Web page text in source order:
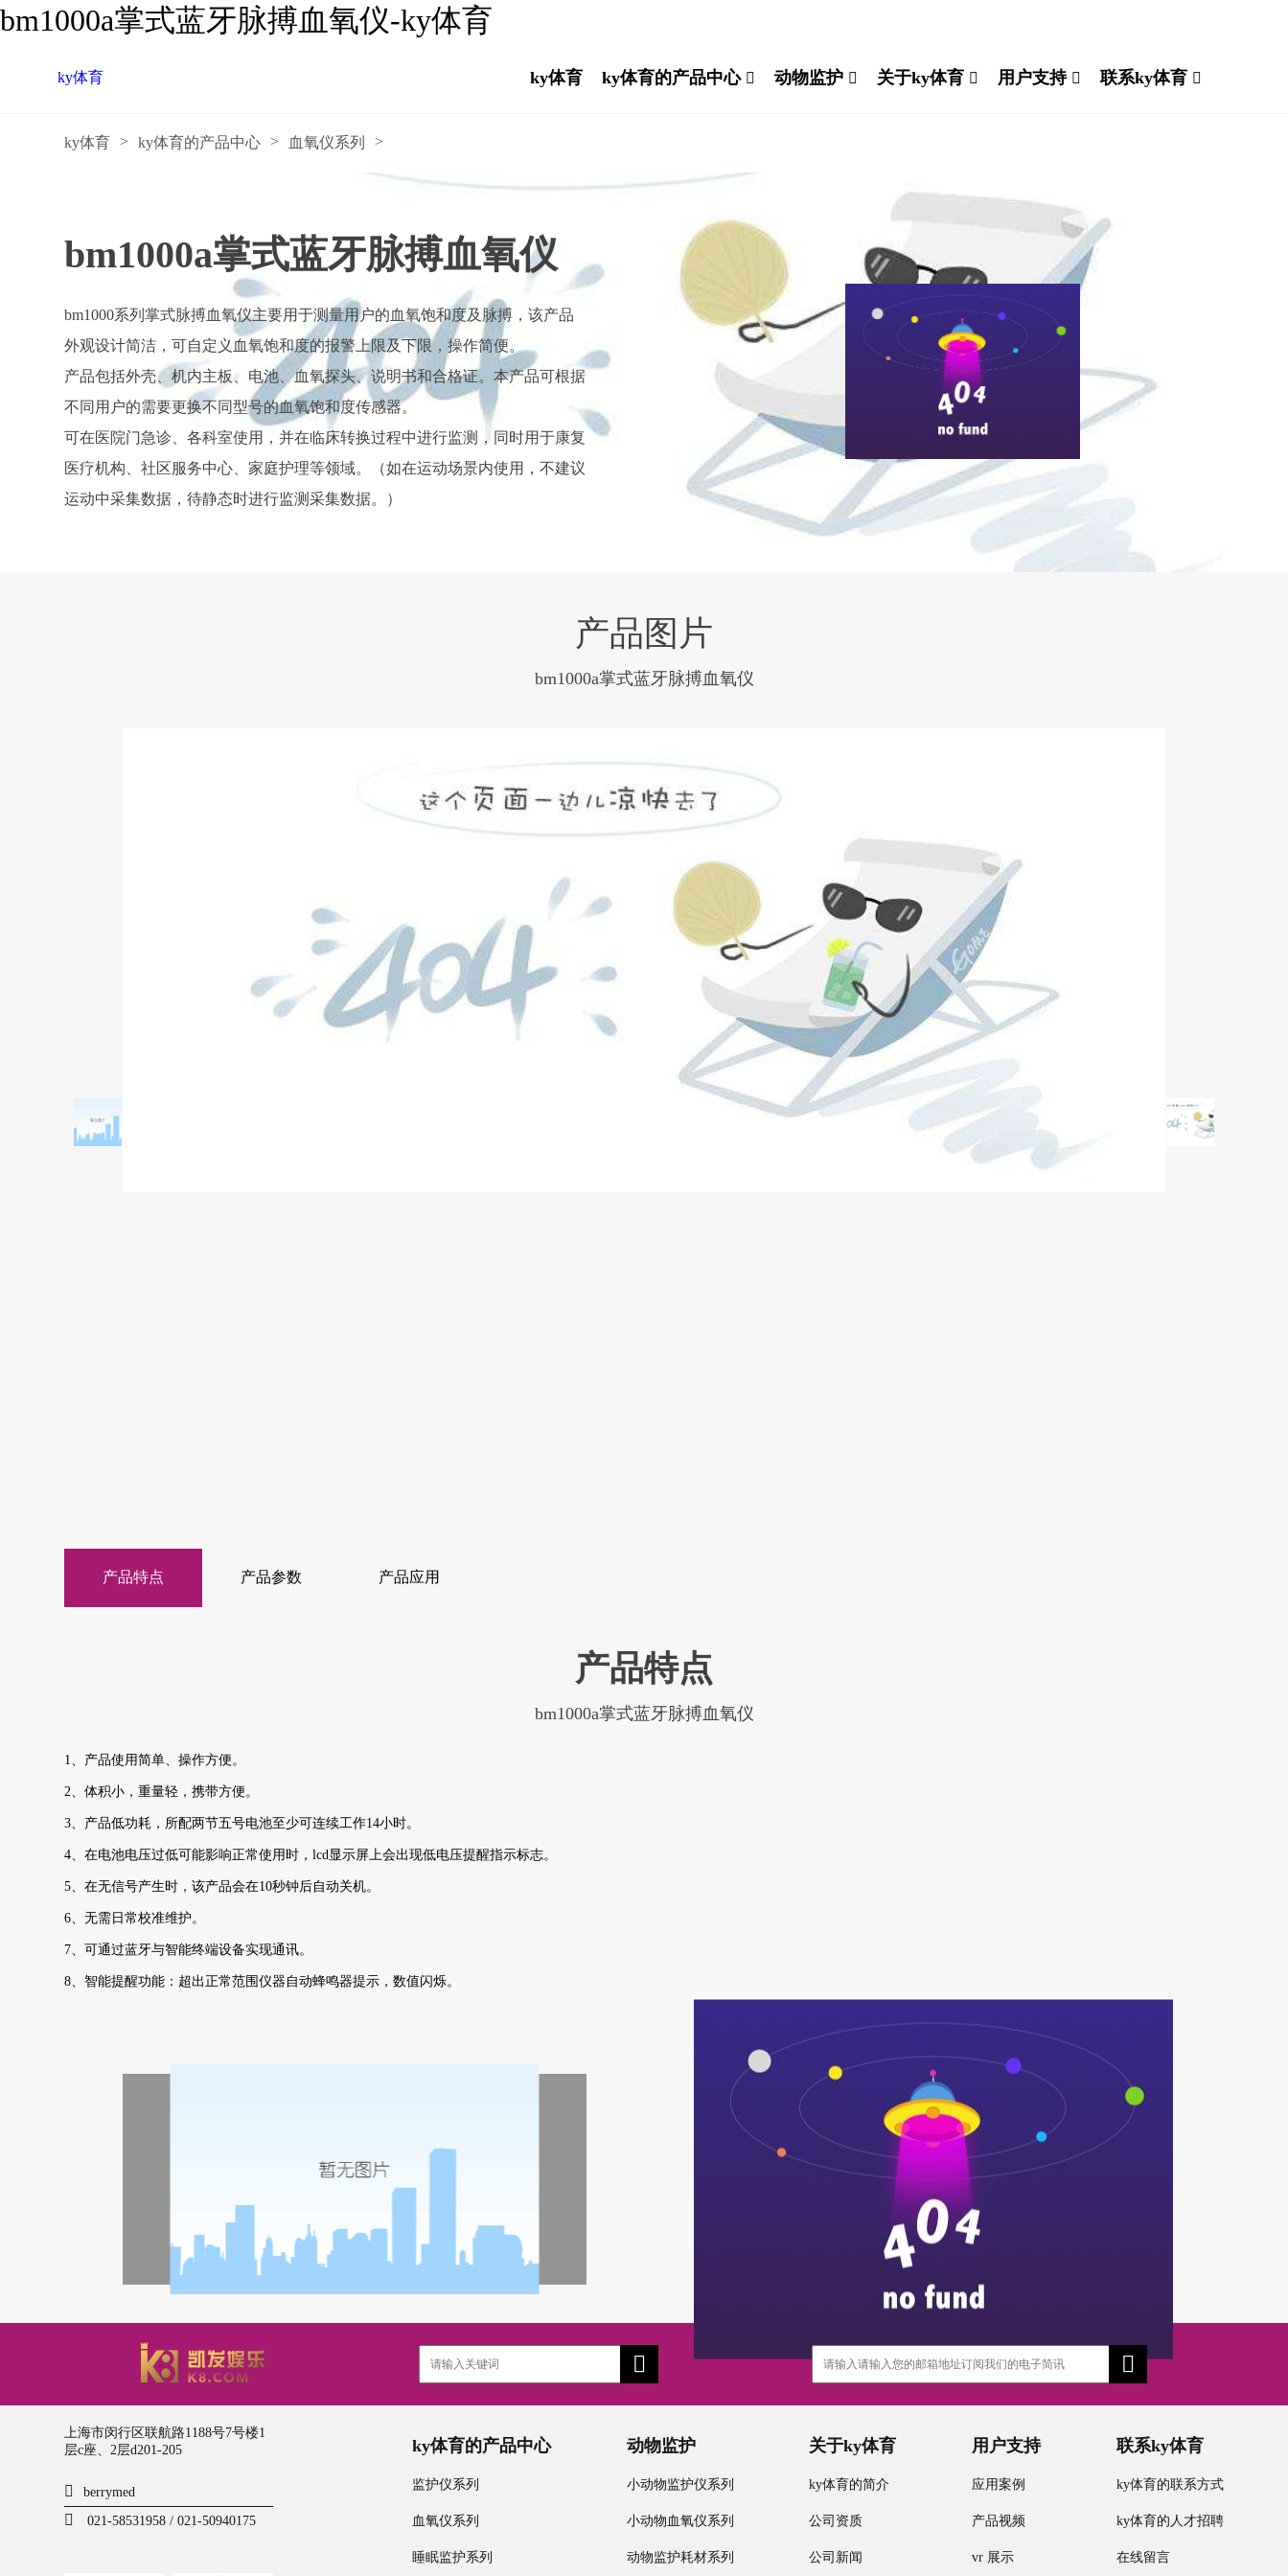
bm1000a掌式蓝牙脉搏血氧仪-ky体育
ky体育 ky体育 ky体育的产品中心 动物监护 关于ky体育 用户支持 联系ky体育
ky体育 > ky体育的产品中心 > 血氧仪系列 >
bm1000a掌式蓝牙脉搏血氧仪
bm1000系列掌式脉搏血氧仪主要用于测量用户的血氧饱和度及脉搏，该产品
外观设计简洁，可自定义血氧饱和度的报警上限及下限，操作简便。
产品包括外壳、机内主板、电池、血氧探头、说明书和合格证。本产品可根据
不同用户的需要更换不同型号的血氧饱和度传感器。
可在医院门急诊、各科室使用，并在临床转换过程中进行监测，同时用于康复
医疗机构、社区服务中心、家庭护理等领域。（如在运动场景内使用，不建议
运动中采集数据，待静态时进行监测采集数据。）
产品图片
bm1000a掌式蓝牙脉搏血氧仪
产品特点 产品参数 产品应用
产品特点
bm1000a掌式蓝牙脉搏血氧仪
1、产品使用简单、操作方便。
2、体积小，重量轻，携带方便。
3、产品低功耗，所配两节五号电池至少可连续工作14小时。
4、在电池电压过低可能影响正常使用时，lcd显示屏上会出现低电压提醒指示标志。
5、在无信号产生时，该产品会在10秒钟后自动关机。
6、无需日常校准维护。
7、可通过蓝牙与智能终端设备实现通讯。
8、智能提醒功能：超出正常范围仪器自动蜂鸣器提示，数值闪烁。
上海市闵行区联航路1188号7号楼1
层c座、2层d201-205
berrymed
021-58531958 / 021-50940175
ky体育的产品中心
监护仪系列
血氧仪系列
睡眠监护系列
动物监护
小动物监护仪系列
小动物血氧仪系列
动物监护耗材系列
关于ky体育
ky体育的简介
公司资质
公司新闻
用户支持
应用案例
产品视频
vr 展示
联系ky体育
ky体育的联系方式
ky体育的人才招聘
在线留言